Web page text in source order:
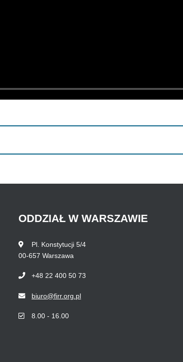
ODDZIAŁ W WARSZAWIE
Pl. Konstytucji 5/4
00-657 Warszawa
+48 22 400 50 73
biuro@firr.org.pl
8.00 - 16.00